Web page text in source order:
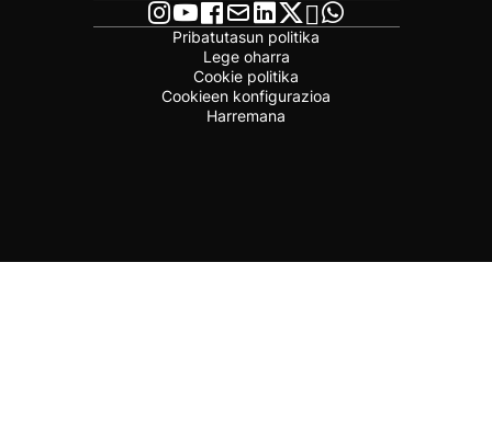
Pribatutasun politika
Lege oharra
Cookie politika
Cookieen konfigurazioa
Harremana